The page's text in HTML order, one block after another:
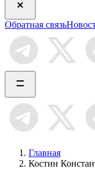
Обратная связь
Главная
Костин